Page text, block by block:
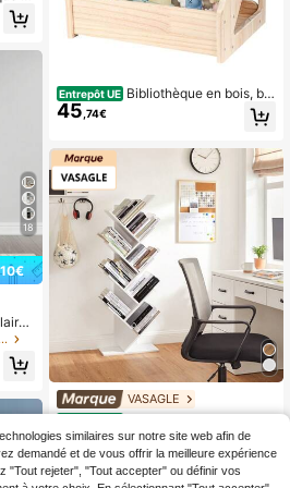
s
18
de Bois Bibliothèques
Entrepôt UE Bibliothèque en bois, bib
liothèque trapézoïdale, étagère pou
r salon et bureau, 4 compartiments,
45 ,74€
VASAGLE
VASAGLE Bibliothèque,
Étagère à 8 Niveaux, Meuble de Ra
ngement, en Forme d'Arbre, pour Sa
lon, Bureau, Chambre, Blanc
39,28€
similaires sur notre site web afin de
demandé et de vous offrir la meilleure expérience
"Tout rejeter", "Tout accepter" ou définir vos